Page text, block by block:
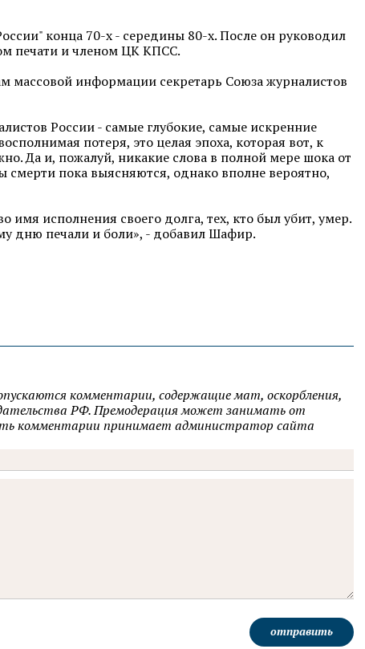
конца 70-х - середины 80-х. После он руководил
печати и членом ЦК КПСС.
массовой информации секретарь Союза журналистов
России - самые глубокие, самые искренние
потеря, это целая эпоха, которая вот, к
Да и, пожалуй, никакие слова в полной мере шока от
смерти пока выясняются, однако вполне вероятно,
исполнения своего долга, тех, кто был убит, умер.
дню печали и боли», - добавил Шафир.
комментарии, содержащие мат, оскорбления,
РФ. Премодерация может занимать от
комментарии принимает администратор сайта
отправить